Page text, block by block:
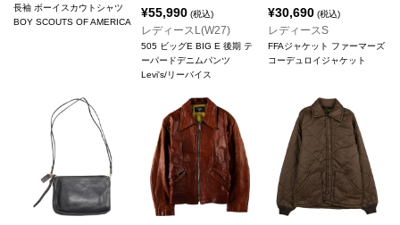
長袖 ボーイスカウトシャツ
BOY SCOUTS OF AMERICA
¥55,990(税込)
レディースL(W27)
505 ビッグE BIG E 後期 テ
ーパードデニムパンツ
Levi's/リーバイス
¥30,690 (税込)
レディースS
FFAジャケット ファーマーズ
コーデュロイジャケット